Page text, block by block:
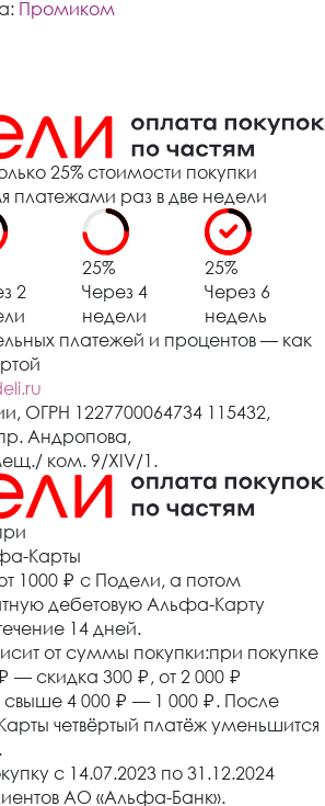
Промиком
25% стоимости покупки
платежами раз в две недели
2
25%
Через 4
недели
25%
Через 6
недель
платежей и процентов — как
ОГРН 1227700064734 115432,
Андропова,
ком. 9/XIV/1.
Карты
1000 ₽ с Подели, а потом
дебетовую Альфа-Карту
14 дней.
от суммы покупки:при покупке
— скидка 300 ₽ , от 2 000 ₽
свыше 4 000 ₽ — 1 000 ₽. После
четвёртый платёж уменьшится
с 14.07.2023 по 31.12.2024
АО «Альфа-Банк».